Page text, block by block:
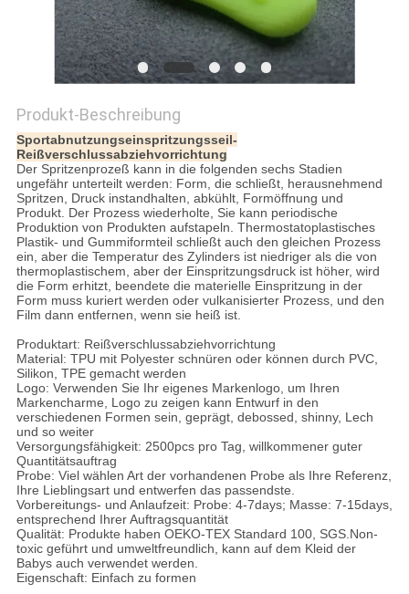
Produkt-Beschreibung
Sportabnutzungseinspritzungsseil-
Reißverschlussabziehvorrichtung
Der Spritzenprozeß kann in die folgenden sechs Stadien
ungefähr unterteilt werden: Form, die schließt, herausnehmend
Spritzen, Druck instandhalten, abkühlt, Formöffnung und
Produkt. Der Prozess wiederholte, Sie kann periodische
Produktion von Produkten aufstapeln. Thermostatoplastisches
Plastik- und Gummiformteil schließt auch den gleichen Prozess
ein, aber die Temperatur des Zylinders ist niedriger als die von
thermoplastischem, aber der Einspritzungsdruck ist höher, wird
die Form erhitzt, beendete die materielle Einspritzung in der
Form muss kuriert werden oder vulkanisierter Prozess, und den
Film dann entfernen, wenn sie heiß ist.
Produktart: Reißverschlussabziehvorrichtung
Material: TPU mit Polyester schnüren oder können durch PVC,
Silikon, TPE gemacht werden
Logo: Verwenden Sie Ihr eigenes Markenlogo, um Ihren
Markencharme, Logo zu zeigen kann Entwurf in den
verschiedenen Formen sein, geprägt, debossed, shinny, Lech
und so weiter
Versorgungsfähigkeit: 2500pcs pro Tag, willkommener guter
Quantitätsauftrag
Probe: Viel wählen Art der vorhandenen Probe als Ihre Referenz,
Ihre Lieblingsart und entwerfen das passendste.
Vorbereitungs- und Anlaufzeit: Probe: 4-7days; Masse: 7-15days,
entsprechend Ihrer Auftragsquantität
Qualität: Produkte haben OEKO-TEX Standard 100, SGS.Non-
toxic geführt und umweltfreundlich, kann auf dem Kleid der
Babys auch verwendet werden.
Eigenschaft: Einfach zu formen